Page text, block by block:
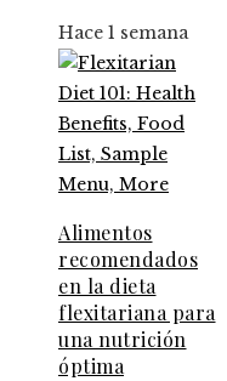
Hace 1 semana
Alimentos
recomendados
en la dieta
flexitariana para
una nutrición
óptima